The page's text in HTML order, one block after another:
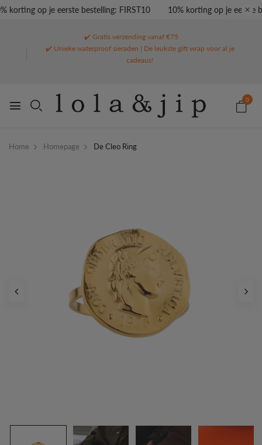
korting op je eerste bestelling: FIRST10 10% korting op je eerste
✔️ Gratis verzending vanaf €75
✔️ Unieke waterproof sieraden | De leukste gift wrap voor al je
cadeaus!
0
Home Homepage De Cleo Ring